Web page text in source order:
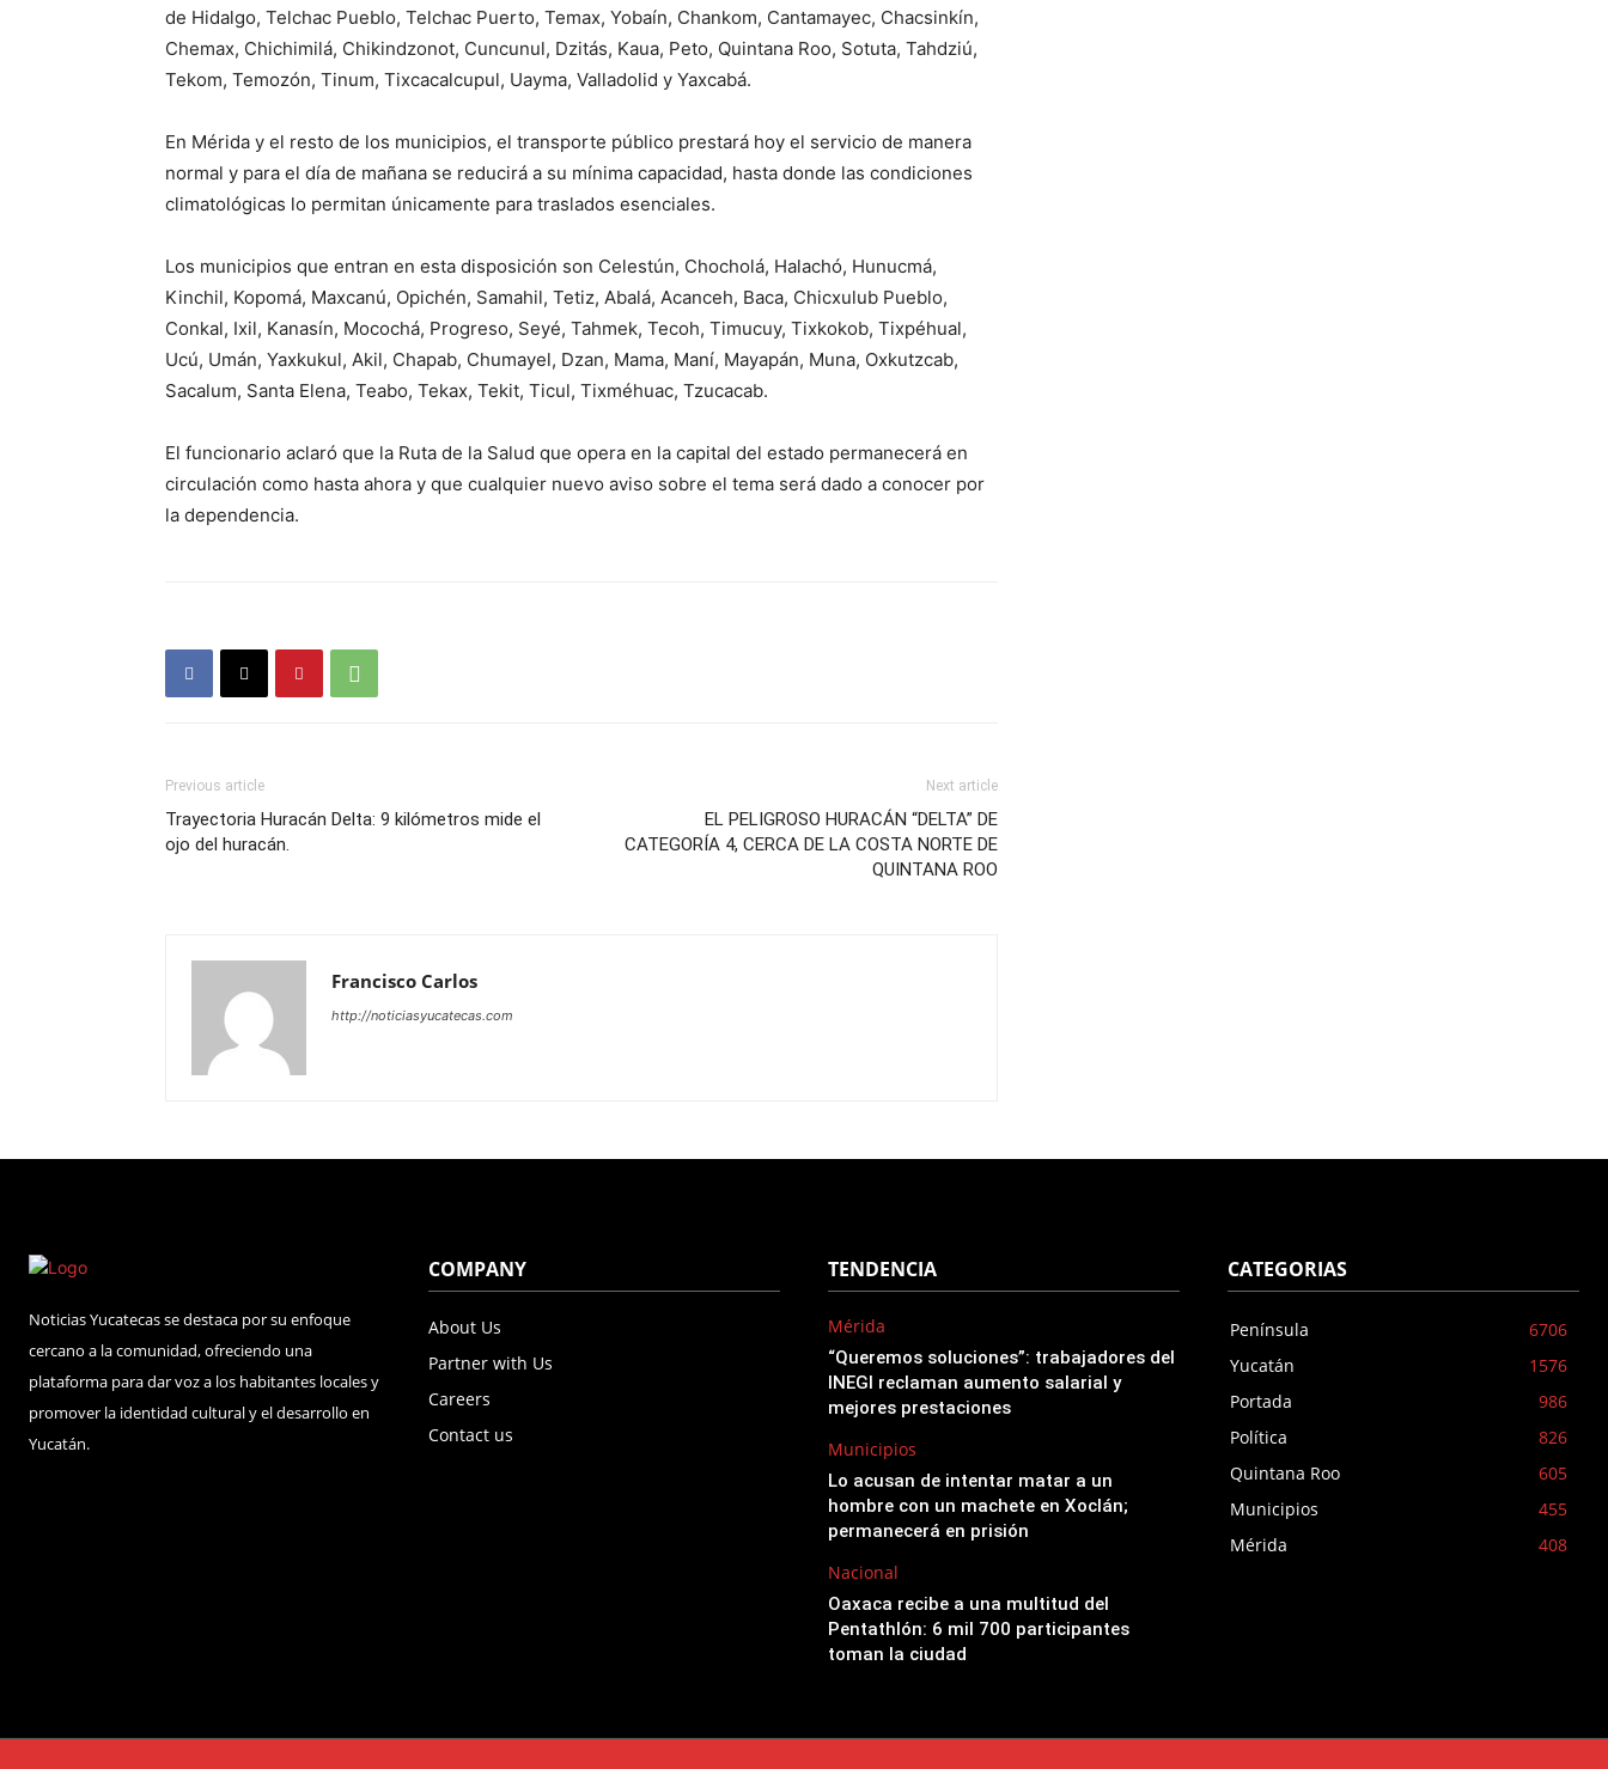
de Hidalgo, Telchac Pueblo, Telchac Puerto, Temax, Yobaín, Chankom, Cantamayec, Chacsinkín,
Chemax, Chichimilá, Chikindzonot, Cuncunul, Dzitás, Kaua, Peto, Quintana Roo, Sotuta, Tahdziú,
Tekom, Temozón, Tinum, Tixcacalcupul, Uayma, Valladolid y Yaxcabá.
En Mérida y el resto de los municipios, el transporte público prestará hoy el servicio de manera
normal y para el día de mañana se reducirá a su mínima capacidad, hasta donde las condiciones
climatológicas lo permitan únicamente para traslados esenciales.
Los municipios que entran en esta disposición son Celestún, Chocholá, Halachó, Hunucmá,
Kinchil, Kopomá, Maxcanú, Opichén, Samahil, Tetiz, Abalá, Acanceh, Baca, Chicxulub Pueblo,
Conkal, Ixil, Kanasín, Mocochá, Progreso, Seyé, Tahmek, Tecoh, Timucuy, Tixkokob, Tixpéhual,
Ucú, Umán, Yaxkukul, Akil, Chapab, Chumayel, Dzan, Mama, Maní, Mayapán, Muna, Oxkutzcab,
Sacalum, Santa Elena, Teabo, Tekax, Tekit, Ticul, Tixméhuac, Tzucacab.
El funcionario aclaró que la Ruta de la Salud que opera en la capital del estado permanecerá en
circulación como hasta ahora y que cualquier nuevo aviso sobre el tema será dado a conocer por
la dependencia.
Previous article
Trayectoria Huracán Delta: 9 kilómetros mide el
ojo del huracán.
Next article
EL PELIGROSO HURACÁN “DELTA” DE
CATEGORÍA 4, CERCA DE LA COSTA NORTE DE
QUINTANA ROO
Francisco Carlos
http://noticiasyucatecas.com
Noticias Yucatecas se destaca por su enfoque
cercano a la comunidad, ofreciendo una
plataforma para dar voz a los habitantes locales y
promover la identidad cultural y el desarrollo en
Yucatán.
COMPANY
About Us
Partner with Us
Careers
Contact us
TENDENCIA
Mérida
“Queremos soluciones”: trabajadores del
INEGI reclaman aumento salarial y
mejores prestaciones
Municipios
Lo acusan de intentar matar a un
hombre con un machete en Xoclán;
permanecerá en prisión
Nacional
Oaxaca recibe a una multitud del
Pentathlón: 6 mil 700 participantes
toman la ciudad
CATEGORIAS
Península
6706
Yucatán
1576
Portada
986
Política
826
Quintana Roo
605
Municipios
455
Mérida
408